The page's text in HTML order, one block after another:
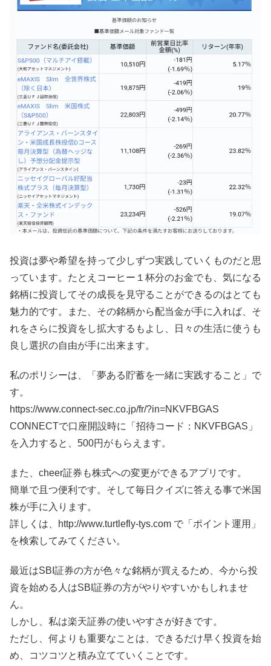
投資は夢や希望を持って少しずつ実践していくものだと思
っています。たとえコーヒー１杯分のお金でも、気になる
銘柄に投資してその成長を見守ることができるのはとても
魅力的です。また、その銘柄から配当金が手に入れば、そ
れをさらに投資をし拡大するもよし、日々の生活に使うも
良し選択の自由が手に出来ます。
私のポリシーは、「夢ある貯蓄を一緒に実践すること」で
す。
https://www.connect-sec.co.jp/fr/?in=NKVFBGAS
CONNECTで口座開設時に「招待コード：NKVFBGAS」
を入力すると、500円がもらえます。
また、cheer証券も株式への変更ができるアプリです。
簡単で且つ便利です。そして毎日クイズに答える事で米国
株が手に入ります。
詳しくは、http://www.turtlefly-tys.com で「ポイント運用」
を検索してみてください。
最近はSBI証券の方が色々な銘柄が買えるため、今から投
資を始める人はSBI証券の方がやりやすいかもしれませ
ん。
しかし、私は楽天証券の使いやすさが好きです。
ただし、何よりも重要なことは、できるだけ早く投資を始
め、コツコツと積み立てていくことです。